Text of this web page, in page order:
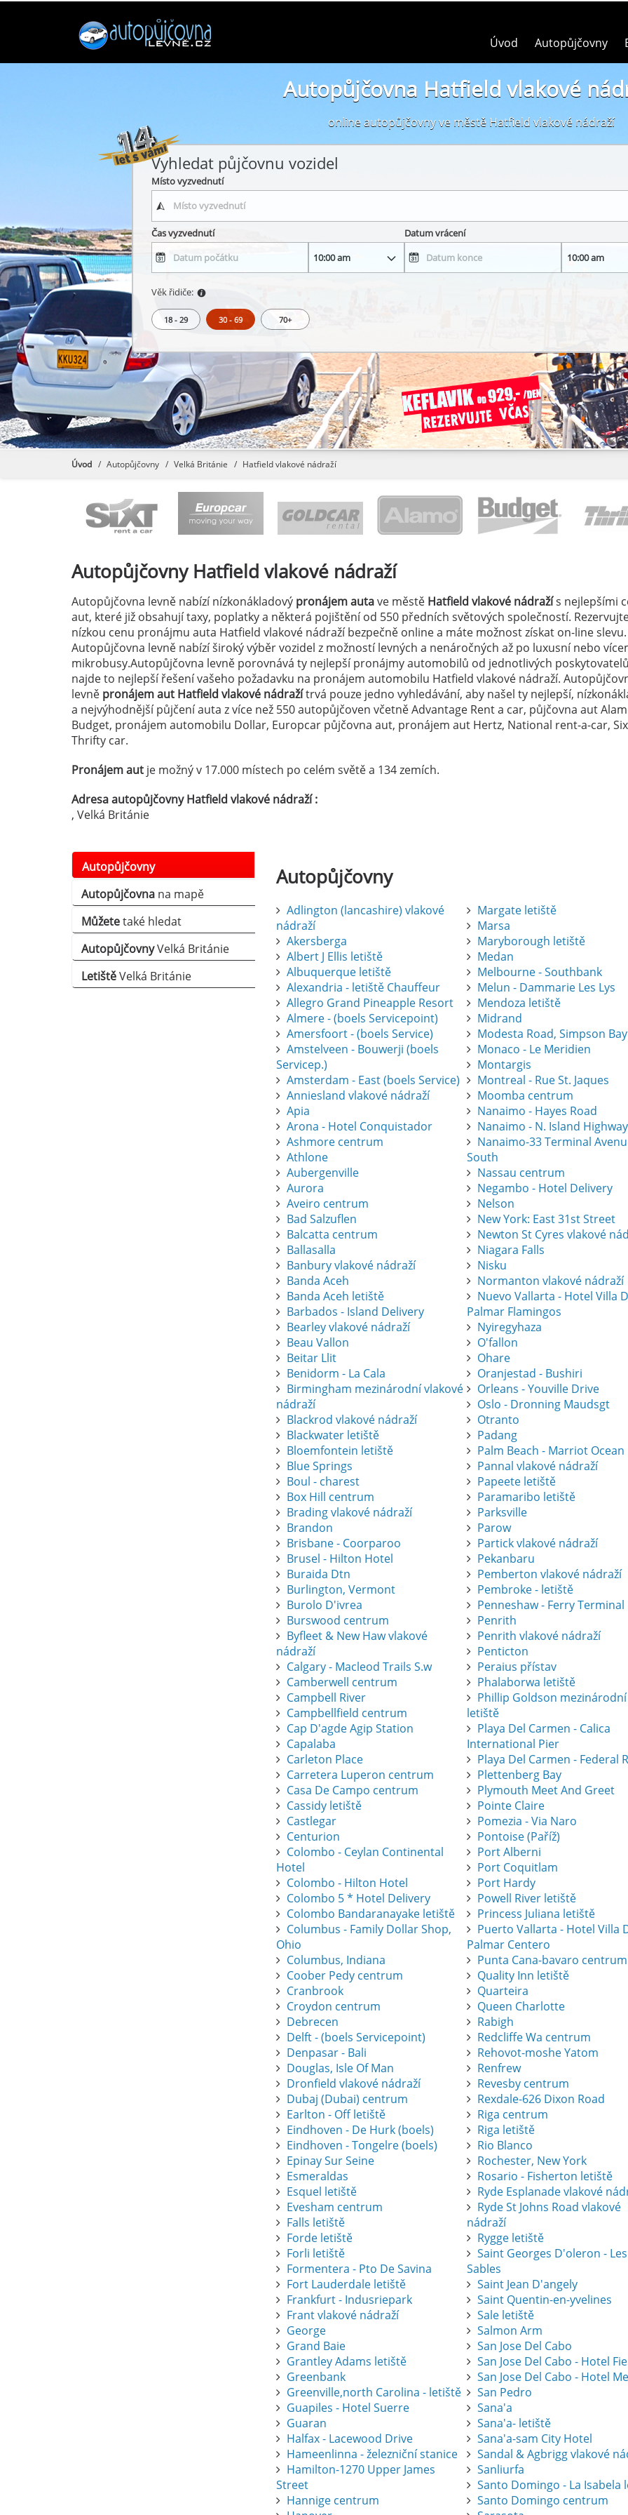
Úvod Autopůjčovny
Autopůjčovna Hatfield vlakové
online autopůjčovny ve městě Hatfield vlakové nádraží
Vyhledat půjčovnu vozidel
Místo vyzvednutí
Čas vyzvednutí Datum vrácení
Věk řidiče:
18 - 29 30 - 69 70+
Úvod Autopůjčovny Velká Británie Hatfield vlakové nádraží
AutopůjčovnyHatfield vlakové nádraží
Autopůjčovna levně nabízí nízkonákladový pronájem autave městě Hatfield vlakové nádražís nejlepšími
aut, které již obsahují taxy, poplatky a některá pojištění od 550 předních světových společností.
nízkou cenu pronájmu auta Hatfield vlakové nádraží bezpečně online a máte možnost získat on-line slevu.
Autopůjčovna levně nabízí široký výběr vozidel z možností levných a nenáročných až po luxusní nebo
mikrobusy.Autopůjčovna levně porovnává ty nejlepší pronájmy automobilů od jednotlivých
najde to nejlepší řešení vašeho požadavku na pronájem automobilu Hatfield vlakové nádraží.
levně pronájem aut Hatfield vlakové nádražítrvá pouze jedno vyhledávání, aby našel ty nejlepší,
a nejvýhodnější půjčení auta z více než 550 autopůjčoven včetně Advantage Rent a car, půjčovna aut
Budget, pronájem automobilu Dollar, Europcar půjčovna aut, pronájem aut Hertz, National rent-a-car,
Thrifty car.
Pronájem aut je možný v 17.000 místech po celém světě a 134 zemích.
Adresa autopůjčovny Hatfield vlakové nádraží :
, Velká Británie
Autopůjčovny
Autopůjčovna na mapě
Můžetetaké hledat
AutopůjčovnyVelká Británie
LetištěVelká Británie
Autopůjčovny
Adlington (lancashire) vlakové
nádraží
Akersberga
Albert J Ellis letiště
Albuquerque letiště
Alexandria - letiště Chauffeur
Allegro Grand Pineapple Resort
Almere - (boels Servicepoint)
Amersfoort - (boels Service)
Amstelveen - Bouwerji (boels
Servicep.)
Amsterdam - East (boels Service)
Anniesland vlakové nádraží
Apia
Arona - Hotel Conquistador
Ashmore centrum
Athlone
Aubergenville
Aurora
Aveiro centrum
Bad Salzuflen
Balcatta centrum
Ballasalla
Banbury vlakové nádraží
Banda Aceh
Banda Aceh letiště
Barbados - Island Delivery
Bearley vlakové nádraží
Beau Vallon
Beitar Llit
Benidorm - La Cala
Birmingham mezinárodní vlakové
nádraží
Blackrod vlakové nádraží
Blackwater letiště
Bloemfontein letiště
Blue Springs
Boul - charest
Box Hill centrum
Brading vlakové nádraží
Brandon
Brisbane - Coorparoo
Brusel - Hilton Hotel
Buraida Dtn
Burlington, Vermont
Burolo D'ivrea
Burswood centrum
Byfleet & New Haw vlakové
nádraží
Calgary - Macleod Trails S.w
Camberwell centrum
Campbell River
Campbellfield centrum
Cap D'agde Agip Station
Capalaba
Carleton Place
Carretera Luperon centrum
Casa De Campo centrum
Cassidy letiště
Castlegar
Centurion
Colombo - Ceylan Continental
Hotel
Colombo - Hilton Hotel
Colombo 5 * Hotel Delivery
Colombo Bandaranayake letiště
Columbus - Family Dollar Shop,
Ohio
Columbus, Indiana
Coober Pedy centrum
Cranbrook
Croydon centrum
Debrecen
Delft - (boels Servicepoint)
Denpasar - Bali
Douglas, Isle Of Man
Dronfield vlakové nádraží
Dubaj (Dubai) centrum
Earlton - Off letiště
Eindhoven - De Hurk (boels)
Eindhoven - Tongelre (boels)
Epinay Sur Seine
Esmeraldas
Esquel letiště
Evesham centrum
Falls letiště
Forde letiště
Forli letiště
Formentera - Pto De Savina
Fort Lauderdale letiště
Frankfurt - Indusriepark
Frant vlakové nádraží
George
Grand Baie
Grantley Adams letiště
Greenbank
Greenville,north Carolina - letiště
Guapiles - Hotel Suerre
Guaran
Halfax - Lacewood Drive
Hameenlinna - železniční stanice
Hamilton-1270 Upper James
Street
Hannige centrum
Margate letiště
Marsa
Maryborough letiště
Medan
Melbourne - Southbank
Melun - Dammarie Les Lys
Mendoza letiště
Midrand
Modesta Road, Simpson Bay
Monaco - Le Meridien
Montargis
Montreal - Rue St. Jaques
Moomba centrum
Nanaimo - Hayes Road
Nanaimo - N. Island Highway
Nanaimo-33 Terminal
South
Nassau centrum
Negambo - Hotel Delivery
Nelson
New York: East 31st Street
Newton St Cyres vlakové
Niagara Falls
Nisku
Normanton vlakové nádraží
Nuevo Vallarta - Hotel Villa
Palmar Flamingos
Nyiregyhaza
O'fallon
Ohare
Oranjestad - Bushiri
Orleans - Youville Drive
Oslo - Dronning Maudsgt
Otranto
Padang
Palm Beach - Marriot Ocean
Pannal vlakové nádraží
Papeete letiště
Paramaribo letiště
Parksville
Parow
Partick vlakové nádraží
Pekanbaru
Pemberton vlakové nádraží
Pembroke - letiště
Penneshaw - Ferry Terminal
Penrith
Penrith vlakové nádraží
Penticton
Peraius přístav
Phalaborwa letiště
Phillip Goldson mezinárodní
letiště
Playa Del Carmen - Calica
International Pier
Playa Del Carmen - Federal
Plettenberg Bay
Plymouth Meet And Greet
Pointe Claire
Pomezia - Via Naro
Pontoise (Paříž)
Port Alberni
Port Coquitlam
Port Hardy
Powell River letiště
Princess Juliana letiště
Puerto Vallarta - Hotel Villa
Palmar Centero
Punta Cana-bavaro centrum
Quality Inn letiště
Quarteira
Queen Charlotte
Rabigh
Redcliffe Wa centrum
Rehovot-moshe Yatom
Renfrew
Revesby centrum
Rexdale-626 Dixon Road
Riga centrum
Riga letiště
Rio Blanco
Rochester, New York
Rosario - Fisherton letiště
Ryde Esplanade vlakové
Ryde St Johns Road vlakové
nádraží
Rygge letiště
Saint Georges D'oleron - Les
Sables
Saint Jean D'angely
Saint Quentin-en-yvelines
Sale letiště
Salmon Arm
San Jose Del Cabo
San Jose Del Cabo - Hotel
San Jose Del Cabo - Hotel
San Pedro
Sana'a
Sana'a- letiště
Sana'a-sam City Hotel
Sandal & Agbrigg vlakové
Sanliurfa
Santo Domingo - La Isabela
Santo Domingo centrum